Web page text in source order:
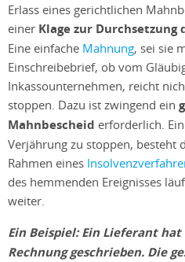
Erlass eines gerichtlichen
einer Klage zur Durchsetzung
Eine einfache Mahnung, sei sie
Einschreibebrief, ob vom
Inkassounternehmen, reicht
stoppen. Dazu ist zwingend ein
Mahnbescheid erforderlich.
Verjährung zu stoppen, besteht
Rahmen eines
des hemmenden Ereignisses
weiter.
Ein Beispiel: Ein Lieferant
Rechnung geschrieben. Die